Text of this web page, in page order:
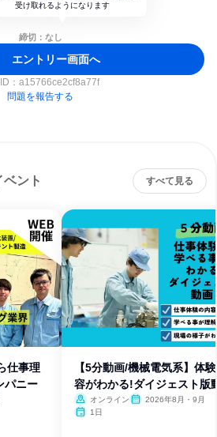
受け取れるようになります
締切：なし
エントリー画面へ
： a15766ce2cf8a77f
問題を報告する
ント すべて見る
仕事理
パニー
【5分動画/機械電気系】体
容がわかる!ダイジェスト版
オンライン
2026年8月・9月
1日